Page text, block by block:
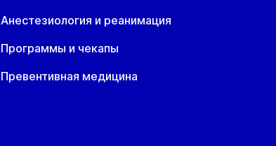
Анестезиология и реанимация
Программы и чекапы
Превентивная медицина